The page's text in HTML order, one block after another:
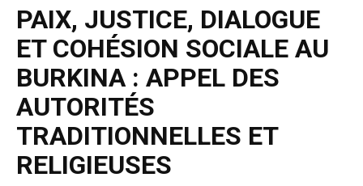
PAIX, JUSTICE, DIALOGUE
ET COHÉSION SOCIALE AU
BURKINA : APPEL DES
AUTORITÉS
TRADITIONNELLES ET
RELIGIEUSES